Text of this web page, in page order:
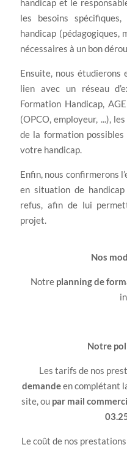
handicap et le
les besoins
handicap
nécessaires à un bon
Ensuite, nous
lien avec un réseau
Formation Handicap,
(OPCO, employeur, ...),
de la formation
votre handicap.
Enfin, nous confirmerons
en situation de
refus, afin de lui
projet.
Nos
Notre planning de
Notre
Les tarifs de nos
demandeen complétant
site, ou par mail
Le coût de nos